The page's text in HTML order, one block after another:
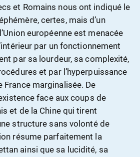
et Romains nous ont indiqué le
certes, mais d’un
européenne est menacée
par un fonctionnement
par sa lourdeur, sa complexité,
et par l’hyperpuissance
France marginalisée. De
face aux coups de
et de la Chine qui tirent
structure sans volonté de
résume parfaitement la
ainsi que sa lucidité, sa